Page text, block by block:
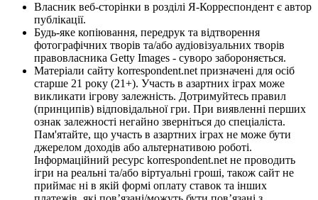
Власник веб-сторінки в розділі Я-Корреспондент є автор
публікації.
Будь-яке копіювання, передрук та відтворення
фотографічних творів та/або аудіовізуальних творів
правовласника Getty Images - суворо забороняється.
Матеріали сайту korrespondent.net призначені для осіб
старше 21 року (21+). Участь в азартних іграх може
викликати ігрову залежність. Дотримуйтесь правил
(принципів) відповідальної гри. При виявленні перших
ознак залежності негайно зверніться до спеціаліста.
Пам'ятайте, що участь в азартних іграх не може бути
джерелом доходів або альтернативою роботі.
Інформаційний ресурс korrespondent.net не проводить
ігри на реальні та/або віртуальні гроші, також сайт не
приймає ні в якій формі оплату ставок та інших